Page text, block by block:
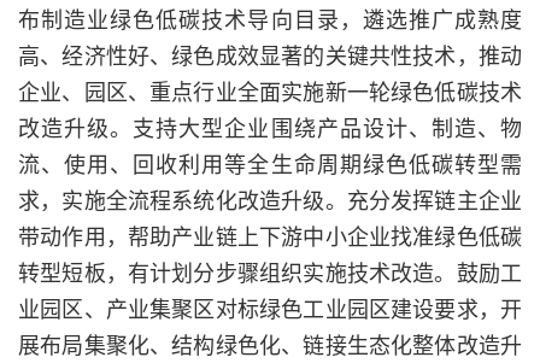
布制造业绿色低碳技术导向目录，遴选推广成熟度
高、经济性好、绿色成效显著的关键共性技术，推动
企业、园区、重点行业全面实施新一轮绿色低碳技术
改造升级。支持大型企业围绕产品设计、制造、物
流、使用、回收利用等全生命周期绿色低碳转型需
求，实施全流程系统化改造升级。充分发挥链主企业
带动作用，帮助产业链上下游中小企业找准绿色低碳
转型短板，有计划分步骤组织实施技术改造。鼓励工
业园区、产业集聚区对标绿色工业园区建设要求，开
展布局集聚化、结构绿色化、链接生态化整体改造升